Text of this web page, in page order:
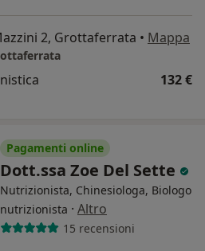
2, Grottaferrata • Mappa
132 €
Pagamenti online
Dott.ssa Zoe Del Sette
Nutrizionista, Chinesiologa, Biologo
nutrizionista · Altro
15 recensioni